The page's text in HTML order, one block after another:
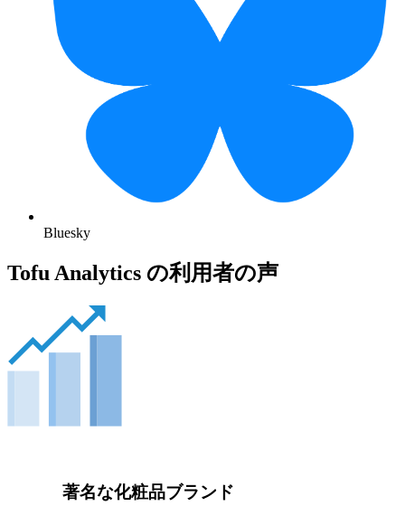
Bluesky
Tofu Analytics の利用者の声
著名な化粧品ブランド